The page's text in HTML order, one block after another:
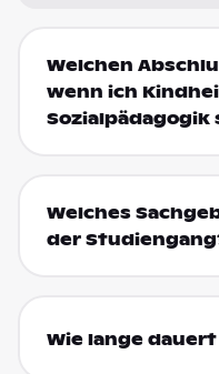
Welchen
wenn ich
Sozialpädagogik
Welches
der
Wie lange